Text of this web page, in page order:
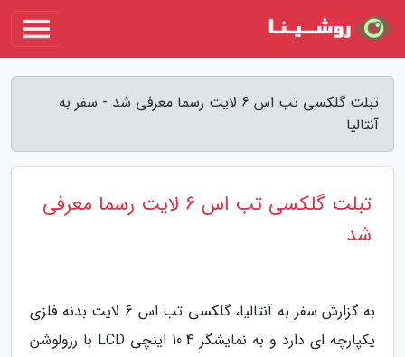
تبلت گلکسی تب اس 6 لایت رسما معرفی شد - سفر به
آنتالیا
تبلت گلکسی تب اس 6 لایت رسما معرفی
شد
به گزارش سفر به آنتالیا، گلکسی تب اس 6 لایت بدنه فلزی
یکپارچه ای دارد و به نمایشگر 10.4 اینچی LCD با رزولوشن